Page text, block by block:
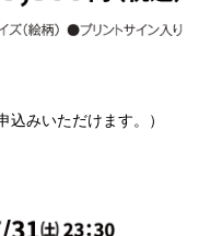
込みいただけます。）